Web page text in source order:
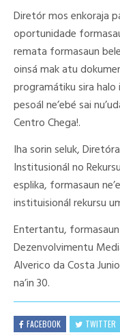
Diretór mos enkoraja
oportunidade
remata formasaun
oinsá mak atu
programátiku sira halo
pesoál ne’ebé sai
Centro Chega!.
Iha sorin seluk,
Institusionál no
esplika, formasaun
instituisionál rekursu
Entertantu,
Dezenvolvimentu
Alverico da Costa
na’in 30.
FACEBOOK TWITTER